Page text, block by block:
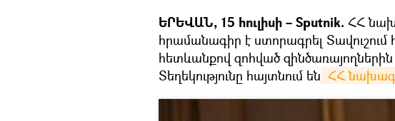
ԵՐԵՎԱՆ, 15 հուլիսի – Sputnik. ՀՀ
հրամանագիր է ստորագրել
հետևանքով զոհված
Տեղեկությունը հայտնում են ՀՀ